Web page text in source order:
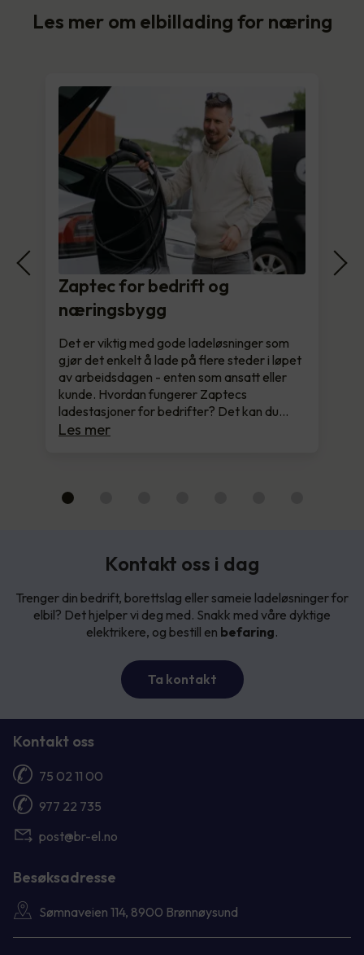
Les mer om elbillading for næring
Zaptec for bedrift og
næringsbygg
Det er viktig med gode ladeløsninger som
gjør det enkelt å lade på flere steder i løpet
av arbeidsdagen - enten som ansatt eller
kunde. Hvordan fungerer Zaptecs
ladestasjoner for bedrifter? Det kan du…
Les mer
Kontakt oss i dag
Trenger din bedrift, borettslag eller sameie ladeløsninger for
elbil? Det hjelper vi deg med. Snakk med våre dyktige
elektrikere, og bestill en befaring.
Ta kontakt
Kontakt oss
75 02 11 00
977 22 735
post@br-el.no
Besøksadresse
Sømnaveien 114, 8900 Brønnøysund